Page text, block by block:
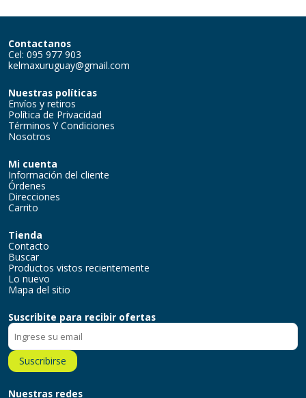
Contactanos
Cel: 095 977 903
kelmaxuruguay@gmail.com
Nuestras políticas
Envíos y retiros
Política de Privacidad
Términos Y Condiciones
Nosotros
Mi cuenta
Información del cliente
Órdenes
Direcciones
Carrito
Tienda
Contacto
Buscar
Productos vistos recientemente
Lo nuevo
Mapa del sitio
Suscribite para recibir ofertas
Suscribirse
Nuestras redes